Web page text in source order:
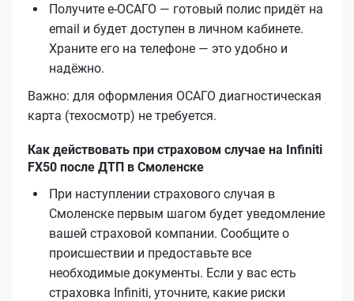
Получите е‑ОСАГО — готовый полис придёт на
email и будет доступен в личном кабинете.
Храните его на телефоне — это удобно и
надёжно.
Важно: для оформления ОСАГО диагностическая
карта (техосмотр) не требуется.
Как действовать при страховом случае на Infiniti
FX50 после ДТП в Смоленске
При наступлении страхового случая в
Смоленске первым шагом будет уведомление
вашей страховой компании. Сообщите о
происшествии и предоставьте все
необходимые документы. Если у вас есть
страховка Infiniti, уточните, какие риски